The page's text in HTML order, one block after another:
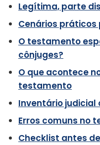
Legítima, parte
Cenários
O testamento
cônjuges?
O que acontece
testamento
Inventário judicial
Erros comuns no
Checklist antes